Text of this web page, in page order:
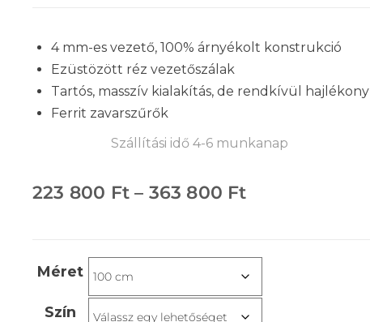
4 mm-es vezető, 100% árnyékolt konstrukció
Ezüstözött réz vezetőszálak
Tartós, masszív kialakítás, de rendkívül hajlékony
Ferrit zavarszűrők
Szállítási idő 4-6 munkanap
223 800 Ft – 363 800 Ft
Méret
Szín